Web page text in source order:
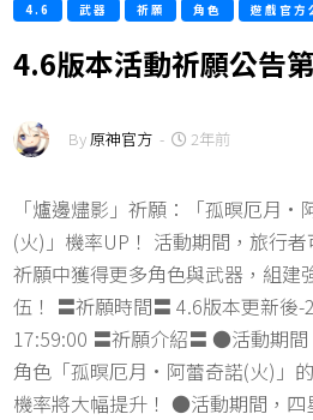
4.6 武器 祈願 角色 遊戲官方
4.6版本活動祈願公告
By原神官方 - 2年前
「爐邊燼影」祈願：「孤暝厄月·
(火)」機率UP！ 活動期間，旅行
祈願中獲得更多角色與武器，組建
伍！ 〓祈願時間〓 4.6版本更新後
17:59:00 〓祈願介紹〓 ●活動期間
角色「孤暝厄月·阿蕾奇諾(火)」
機率將大幅提升！ ●活動期間，四